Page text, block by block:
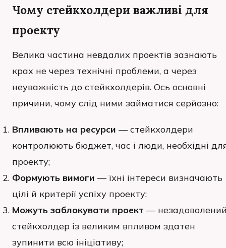
Чому стейкхолдери важливі для
проекту
Велика частина невдалих проектів зазнають
крах не через технічні проблеми, а через
неуважність до стейкхолдерів. Ось основні
причини, чому слід ними займатися серйозно:
Впливають на ресурси — стейкхолдери
контролюють бюджет, час і люди, необхідні
проекту;
Формують вимоги — їхні інтереси визначають
цілі й критерії успіху проекту;
Можуть заблокувати проект —
стейкхолдер із великим впливом здатен
зупинити всю ініціативу;